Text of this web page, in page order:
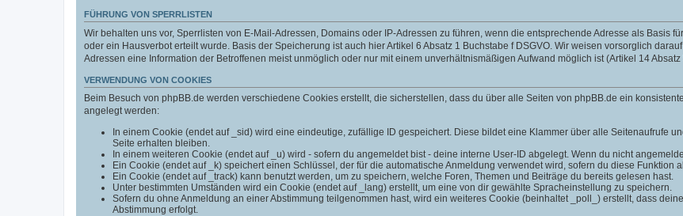
FÜHRUNG VON SPERRLISTEN
Wir behalten uns vor, Sperrlisten von E-Mail-Adressen, Domains oder IP-Adressen zu führen, wenn die entsprechende Adresse als Basis
oder ein Hausverbot erteilt wurde. Basis der Speicherung ist auch hier Artikel 6 Absatz 1 Buchstabe f DSGVO. Wir weisen vorsorglich
Adressen eine Information der Betroffenen meist unmöglich oder nur mit einem unverhältnismäßigen Aufwand möglich ist (Artikel 14 Absatz
VERWENDUNG VON COOKIES
Beim Besuch von phpBB.de werden verschiedene Cookies erstellt, die sicherstellen, dass du über alle Seiten von phpBB.de ein
angelegt werden:
In einem Cookie (endet auf _sid) wird eine eindeutige, zufällige ID gespeichert. Diese bildet eine Klammer über alle Seitenaufrufe
Seite erhalten bleiben.
In einem weiteren Cookie (endet auf _u) wird - sofern du angemeldet bist - deine interne User-ID abgelegt. Wenn du nicht
Ein Cookie (endet auf _k) speichert einen Schlüssel, der für die automatische Anmeldung verwendet wird, sofern du diese Funktion
Ein Cookie (endet auf _track) kann benutzt werden, um zu speichern, welche Foren, Themen und Beiträge du bereits gelesen hast.
Unter bestimmten Umständen wird ein Cookie (endet auf _lang) erstellt, um eine von dir gewählte Spracheinstellung zu speichern.
Sofern du ohne Anmeldung an einer Abstimmung teilgenommen hast, wird ein weiteres Cookie (beinhaltet _poll_) erstellt, dass
Abstimmung erfolgt.